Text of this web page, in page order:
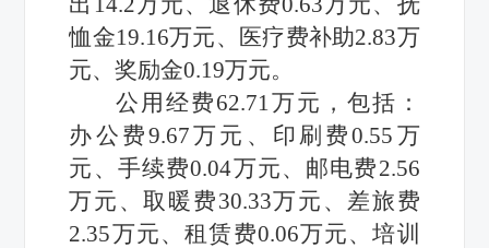
恤金19.16万元、医疗费补助2.83万
元、奖励金0.19万元。
公用经费62.71万元，包括：
办公费9.67万元 、 印 刷费0.55 万
元 、 手续费0.04万元、 邮电费2.56
万元 、取暖费30.33万元 、 差旅费
2.35万元、租赁费0.06万元、培训